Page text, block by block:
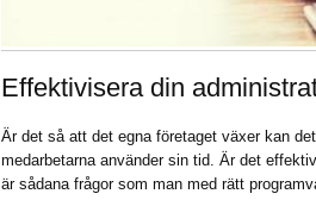
Effektivisera din
Är det så att det egna företaget växer kan
medarbetarna använder sin tid. Är det
är sådana frågor som man med rätt